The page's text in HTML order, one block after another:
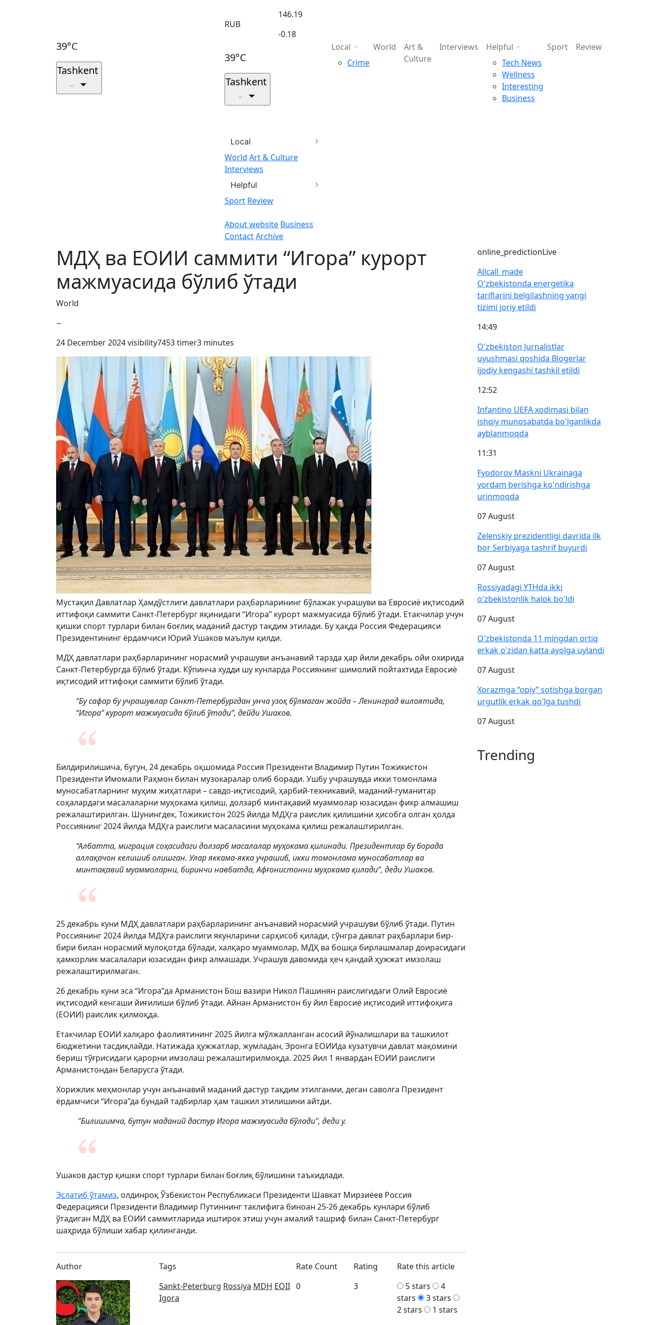
39°C
Tashkent
RUB
146.19
-0.18
39°C
Tashkent
Local
World Art & Culture
Interviews
Helpful
Sport Review
About website Business
ContactArchive
Local
Crime
World
Art &
Culture
Interviews
Helpful
Tech News
Wellness
Interesting
Business
Sport Review
МДҲ ва ЕОИИ саммити “Игора” курорт
мажмуасида бўлиб ўтади
World
−
24 December 2024visibility7453timer3 minutes
Мустақил Давлатлар Ҳамдўстлиги давлатлари раҳбарларининг бўлажак учрашуви ва Евросиё иқтисодий
иттифоқи саммити Санкт-Петербург яқинидаги “Игора” курорт мажмуасида бўлиб ўтади. Етакчилар учун
қишки спорт турлари билан боғлиқ маданий дастур тақдим этилади. Бу ҳақда Россия Федерацияси
Президентининг ёрдамчиси Юрий Ушаков маълум қилди.
МДҲ давлатлари раҳбарларининг норасмий учрашуви анъанавий тарзда ҳар йили декабрь ойи охирида
Санкт-Петербургда бўлиб ўтади. Кўпинча худди шу кунларда Россиянинг шимолий пойтахтида Евросиё
иқтисодий иттифоқи саммити бўлиб ўтади.
“Бу сафар бу учрашувлар Санкт-Петербургдан унча узоқ бўлмаган жойда – Ленинград вилоятида,
“Игора” курорт мажмуасида бўлиб ўтади”, дейди Ушаков.
Билдирилишича, бугун, 24 декабрь оқшомида Россия Президенти Владимир Путин Тожикистон
Президенти Имомали Раҳмон билан музокаралар олиб боради. Ушбу учрашувда икки томонлама
муносабатларнинг муҳим жиҳатлари – савдо-иқтисодий, ҳарбий-техникавий, маданий-гуманитар
соҳалардаги масалаларни муҳокама қилиш, долзарб минтақавий муаммолар юзасидан фикр алмашиш
режалаштирилган. Шунингдек, Тожикистон 2025 йилда МДҲга раислик қилишини ҳисобга олган ҳолда
Россиянинг 2024 йилда МДҲга раислиги масаласини муҳокама қилиш режалаштирилган.
“Албатта, миграция соҳасидаги долзарб масалалар муҳокама қилинади. Президентлар бу борада
аллақачон келишиб олишган. Улар яккама-якка учрашиб, икки томонлама муносабатлар ва
минтақавий муаммоларни, биринчи навбатда, Афғонистонни муҳокама қилади”, деди Ушаков.
25 декабрь куни МДҲ давлатлари раҳбарларининг анъанавий норасмий учрашуви бўлиб ўтади. Путин
Россиянинг 2024 йилда МДҲга раислиги якунларини сарҳисоб қилади, сўнгра давлат раҳбарлари бир-
бири билан норасмий мулоқотда бўлади, халқаро муаммолар, МДҲ ва бошқа бирлашмалар доирасидаги
ҳамкорлик масалалари юзасидан фикр алмашади. Учрашув давомида ҳеч қандай ҳужжат имзолаш
режалаштирилмаган.
26 декабрь куни эса “Игора”да Арманистон Бош вазири Никол Пашинян раислигидаги Олий Евросиё
иқтисодий кенгаши йиғилиши бўлиб ўтади. Айнан Арманистон бу йил Евросиё иқтисодий иттифоқига
(ЕОИИ) раислик қилмоқда.
Етакчилар ЕОИИ халқаро фаолиятининг 2025 йилга мўлжалланган асосий йўналишлари ва ташкилот
бюджетини тасдиқлайди. Натижада ҳужжатлар, жумладан, Эронга ЕОИИда кузатувчи давлат мақомини
бериш тўғрисидаги қарорни имзолаш режалаштирилмоқда. 2025 йил 1 январдан ЕОИИ раислиги
Арманистондан Беларусга ўтади.
Хорижлик меҳмонлар учун анъанавий маданий дастур тақдим этилганми, деган саволга Президент
ёрдамчиси “Игора”да бундай тадбирлар ҳам ташкил этилишини айтди.
"Билишимча, бутун маданий дастур Игора мажмуасида бўлади", деди у.
Ушаков дастур қишки спорт турлари билан боғлиқ бўлишини таъкидлади.
Эслатиб ўтамиз, олдинроқ Ўзбекистон Республикаси Президенти Шавкат Мирзиёев Россия
Федерацияси Президенти Владимир Путиннинг таклифига биноан 25-26 декабрь кунлари бўлиб
ўтадиган МДҲ ва ЕОИИ саммитларида иштирок этиш учун амалий ташриф билан Санкт-Петербург
шаҳрида бўлиши хабар қилинганди.
Author
Tags
Sankt-Peterburg Rossiya MDH EOII
Igora
Rate Count
0
Rating
3
Rate this article
5 stars
4
stars
3 stars
2 stars
1 stars
online_predictionLive
Allcall_made
O'zbekistonda energetika
tariflarini belgilashning yangi
tizimi joriy etildi
14:49
O'zbekiston Jurnalistlar
uyushmasi qoshida Blogerlar
ijodiy kengashi tashkil etildi
12:52
Infantino UEFA xodimasi bilan
ishqiy munosabatda bo'lganlikda
ayblanmoqda
11:31
Fyodorov Maskni Ukrainaga
yordam berishga ko'ndirishga
urinmoqda
07 August
Zelenskiy prezidentligi davrida ilk
bor Serbiyaga tashrif buyurdi
07 August
Rossiyadagi YTHda ikki
o'zbekistonlik halok bo'ldi
07 August
O'zbekistonda 11 mingdan ortiq
erkak o'zidan katta ayolga uylandi
07 August
Xorazmga “opiy” sotishga borgan
urgutlik erkak qo'lga tushdi
07 August
Trending